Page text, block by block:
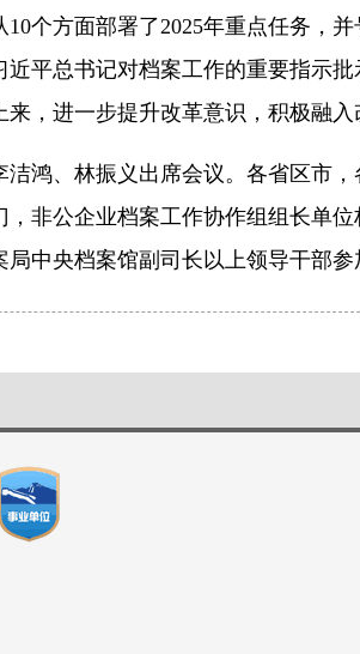
个方面部署了2025年重点任务，
平总书记对档案工作的重要指示
，进一步提升改革意识，积极融入
鸿、林振义出席会议。各省区市
非公企业档案工作协作组组长单
中央档案馆副司长以上领导干部参